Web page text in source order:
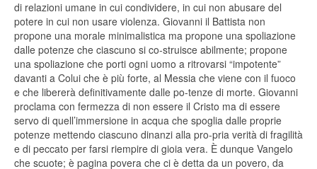
di relazioni umane in cui condividere, in cui non abusare del
potere in cui non usare violenza. Giovanni il Battista non
propone una morale minimalistica ma propone una spoliazione
dalle potenze che ciascuno si co-struisce abilmente; propone
una spoliazione che porti ogni uomo a ritrovarsi “impotente”
davanti a Colui che è più forte, al Messia che viene con il fuoco
e che libererà definitivamente dalle po-tenze di morte. Giovanni
proclama con fermezza di non essere il Cristo ma di essere
servo di quell’immersione in acqua che spoglia dalle proprie
potenze mettendo ciascuno dinanzi alla pro-pria verità di fragilità
e di peccato per farsi riempire di gioia vera. È dunque Vangelo
che scuote; è pagina povera che ci è detta da un povero, da